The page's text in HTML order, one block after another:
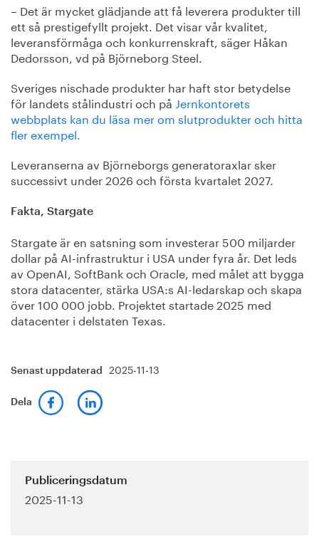
– Det är mycket glädjande att få leverera produkter till
ett så prestigefyllt projekt. Det visar vår kvalitet,
leveransförmåga och konkurrenskraft, säger Håkan
Dedorsson, vd på Björneborg Steel.
Sveriges nischade produkter har haft stor betydelse
för landets stålindustri och på Jernkontorets
webbplats kan du läsa mer om slutprodukter och hitta
fler exempel.
Leveranserna av Björneborgs generatoraxlar sker
successivt under 2026 och första kvartalet 2027.
Fakta, Stargate
Stargate är en satsning som investerar 500 miljarder
dollar på AI-infrastruktur i USA under fyra år. Det leds
av OpenAI, SoftBank och Oracle, med målet att bygga
stora datacenter, stärka USA:s AI-ledarskap och skapa
över 100 000 jobb. Projektet startade 2025 med
datacenter i delstaten Texas.
Senast uppdaterad 2025-11-13
Dela
Publiceringsdatum
2025-11-13